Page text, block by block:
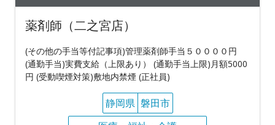
薬剤師（二之宮店）
(その他の手当等付記事項)管理薬剤師手当５００００円
(通勤手当)実費支給（上限あり） (通勤手当上限)月額5000
円 (受動喫煙対策)敷地内禁煙 (正社員)
静岡県 磐田市